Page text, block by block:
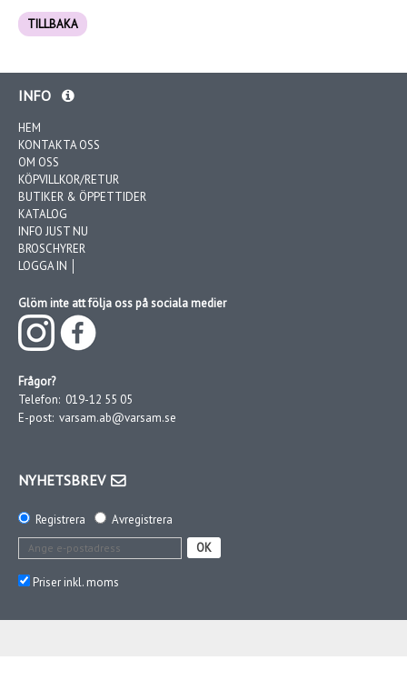
TILLBAKA
INFO
HEM
KONTAKTA OSS
OM OSS
KÖPVILLKOR/RETUR
BUTIKER & ÖPPETTIDER
KATALOG
INFO JUST NU
BROSCHYRER
LOGGA IN │
Glöm inte att följa oss på sociala medier
Frågor?
Telefon: 019-12 55 05
E-post: varsam.ab@varsam.se
NYHETSBREV
Registrera
Avregistrera
OK
Priser inkl. moms